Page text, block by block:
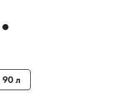
90 л